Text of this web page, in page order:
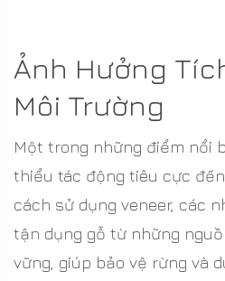
Ảnh Hưởng
Môi Trường
Một trong những điểm nổi
thiểu tác động tiêu cực
cách sử dụng veneer, các
tận dụng gỗ từ những
vững, giúp bảo vệ rừng và